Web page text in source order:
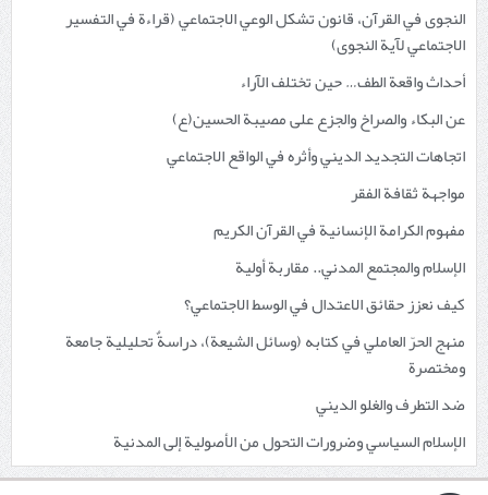
النجوى في القرآن، قانون تشكل الوعي الاجتماعي (قراءة في التفسير
الاجتماعي لآية النجوى)
أحداث واقعة الطف… حين تختلف الآراء
عن البكاء والصراخ والجزع على مصيبة الحسين(ع)
اتجاهات التجديد الديني وأثره في الواقع الاجتماعي
مواجهة ثقافة الفقر
مفهوم الكرامة الإنسانية في القرآن الكريم
الإسلام والمجتمع المدني.. مقاربة أولية
كيف نعزز حقائق الاعتدال في الوسط الاجتماعي؟
منهج الحرّ العاملي في كتابه (وسائل الشيعة)، دراسةٌ تحليلية جامعة
ومختصرة
ضد التطرف والغلو الديني
الإسلام السياسي وضرورات التحول من الأصولية إلى المدنية